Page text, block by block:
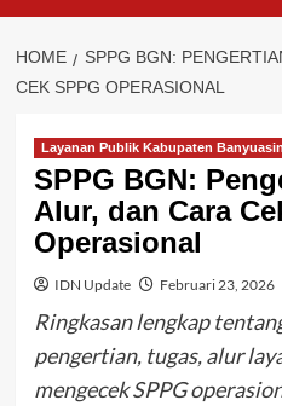
HOME
SPPG BGN:
CEK SPPG OPERASIONAL
Layanan Publik Kabupaten Banyuasin
SPPG BGN:
Alur, dan Cara
Operasional
IDN Update Februari 23, 2026
Ringkasan lengkap
pengertian, tugas, alur
mengecek SPPG